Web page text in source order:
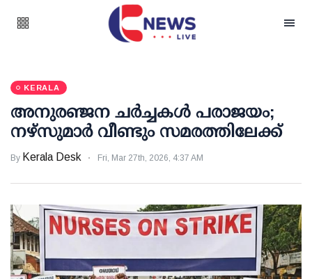
KERALA
അനുരഞ്ജന ചര്‍ച്ചകള്‍ പരാജയം;
നഴ്സുമാര്‍ വീണ്ടും സമരത്തിലേക്ക്
By Kerala Desk Fri, Mar 27th, 2026, 4:37 AM